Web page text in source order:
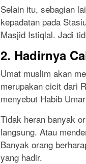
Selain itu, sebagian
kepadatan pada
Masjid Istiqlal. Jadi
2. Hadirnya
Umat muslim akan
merupakan cicit dari
menyebut Habib
Tidak heran banyak
langsung. Atau
Banyak orang
yang hadir.